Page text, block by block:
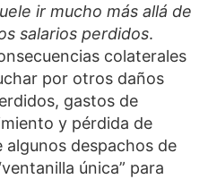
ir mucho más allá de
salarios perdidos.
colaterales
por otros daños
gastos de
y pérdida de
despachos de
única” para